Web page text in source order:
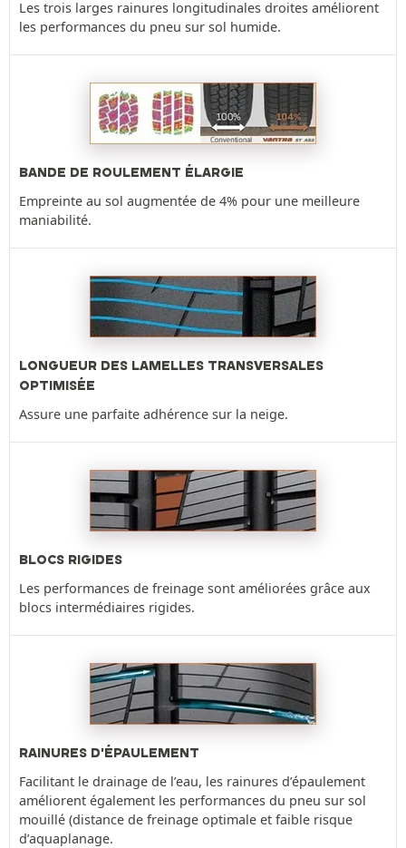
Les trois larges rainures longitudinales droites améliorent
les performances du pneu sur sol humide.
BANDE DE ROULEMENT ÉLARGIE
Empreinte au sol augmentée de 4% pour une meilleure
maniabilité.
LONGUEUR DES LAMELLES TRANSVERSALES
OPTIMISÉE
Assure une parfaite adhérence sur la neige.
BLOCS RIGIDES
Les performances de freinage sont améliorées grâce aux
blocs intermédiaires rigides.
RAINURES D'ÉPAULEMENT
Facilitant le drainage de l’eau, les rainures d’épaulement
améliorent également les performances du pneu sur sol
mouillé (distance de freinage optimale et faible risque
d’aquaplanage.